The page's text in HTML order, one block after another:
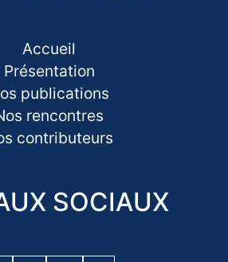
Accueil
Présentation
publications
rencontres
contributeurs
SOCIAUX